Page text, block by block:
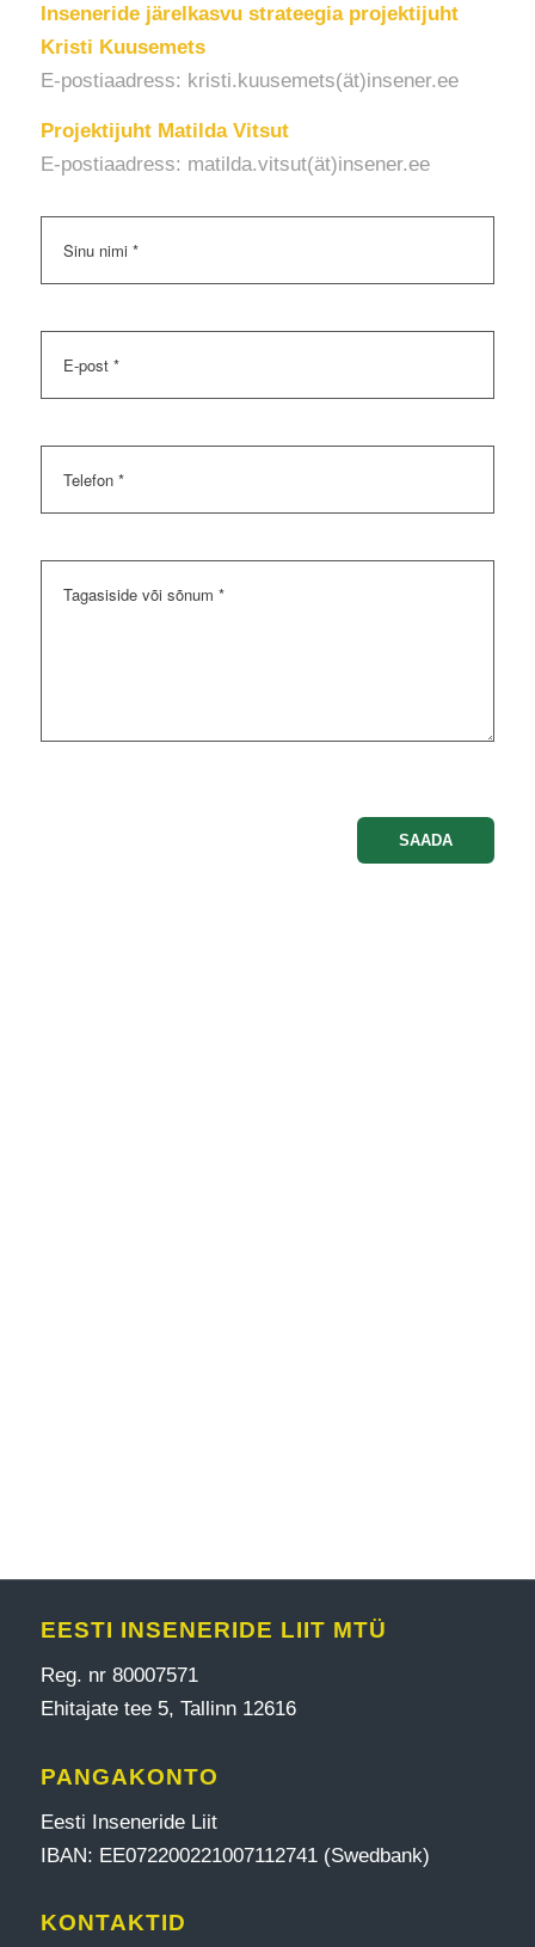
Inseneride järelkasvu strateegia projektijuht
Kristi Kuusemets
E-postiaadress: kristi.kuusemets(ät)insener.ee
Projektijuht Matilda Vitsut
E-postiaadress: matilda.vitsut(ät)insener.ee
EESTI INSENERIDE LIIT MTÜ
Reg. nr 80007571
Ehitajate tee 5, Tallinn 12616
PANGAKONTO
Eesti Inseneride Liit
IBAN: EE072200221007112741 (Swedbank)
KONTAKTID